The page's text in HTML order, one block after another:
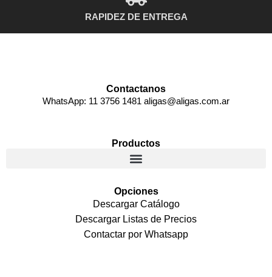
RAPIDEZ DE ENTREGA
Contactanos
WhatsApp: 11 3756 1481 aligas@aligas.com.ar
Productos
Opciones
Descargar Catálogo
Descargar Listas de Precios
Contactar por Whatsapp